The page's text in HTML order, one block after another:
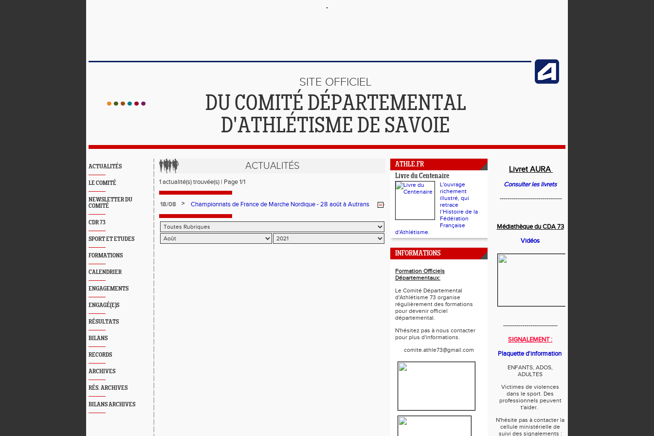
SITE OFFICIEL
DU COMITÉ DÉPARTEMENTAL
D'ATHLÉTISME DE SAVOIE
ACTUALITÉS
LE COMITÉ
NEWSLETTER DU
COMITÉ
CDR 73
SPORT ET ETUDES
FORMATIONS
CALENDRIER
ENGAGEMENTS
ENGAGÉ(E)S
RÉSULTATS
BILANS
RECORDS
ARCHIVES
RÉS. ARCHIVES
BILANS ARCHIVES
ACTUALITÉS
1 actualité(s) trouvée(s) | Page 1/1
18/08 > Championnats de France de Marche Nordique - 28 août à Autrans
ATHLE.FR
Livre du Centenaire
L'ouvrage
richement
illustré, qui
retrace
l’Histoire de la
Fédération
Française
d'Athlétisme.
INFORMATIONS
Formation Officiels
Départementaux:
Le Comité Départemental
d'Athlétisme 73 organise
régulièrement des formations
pour devenir officiel
départemental.
N'hésitez pas à nous contacter
pour plus d'informations.
comite.athle73@gmail.com
Livret AURA
Consulter les livrets
--------------------------------
Médiathèque du CDA 73
Vidéos
----------------------------
SIGNALEMENT :
Plaquette d'information
ENFANTS, ADOS,
ADULTES
Victimes de violences
dans le sport. Des
professionnels peuvent
t'aider.
N'hésite pas à contacter la
cellule ministérielle de
suivi des signalements :